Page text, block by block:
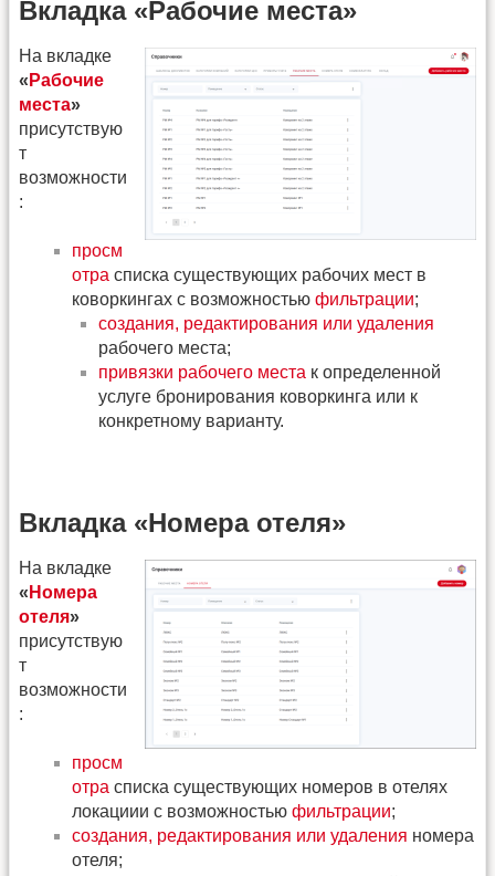
Вкладка «Рабочие места»
На вкладке
« Рабочие
места»
присутствую
т
возможности
:
просм
отра списка существующих рабочих мест в
коворкингах с возможностью фильтрации;
создания, редактирования или удаления
рабочего места;
привязки рабочего места к определенной
услуге бронирования коворкинга или к
конкретному варианту.
Вкладка «Номера отеля»
На вкладке
« Номера
отеля»
присутствую
т
возможности
:
просм
отра списка существующих номеров в отелях
локациии с возможностью фильтрации;
создания, редактирования или удаления номера
отеля;